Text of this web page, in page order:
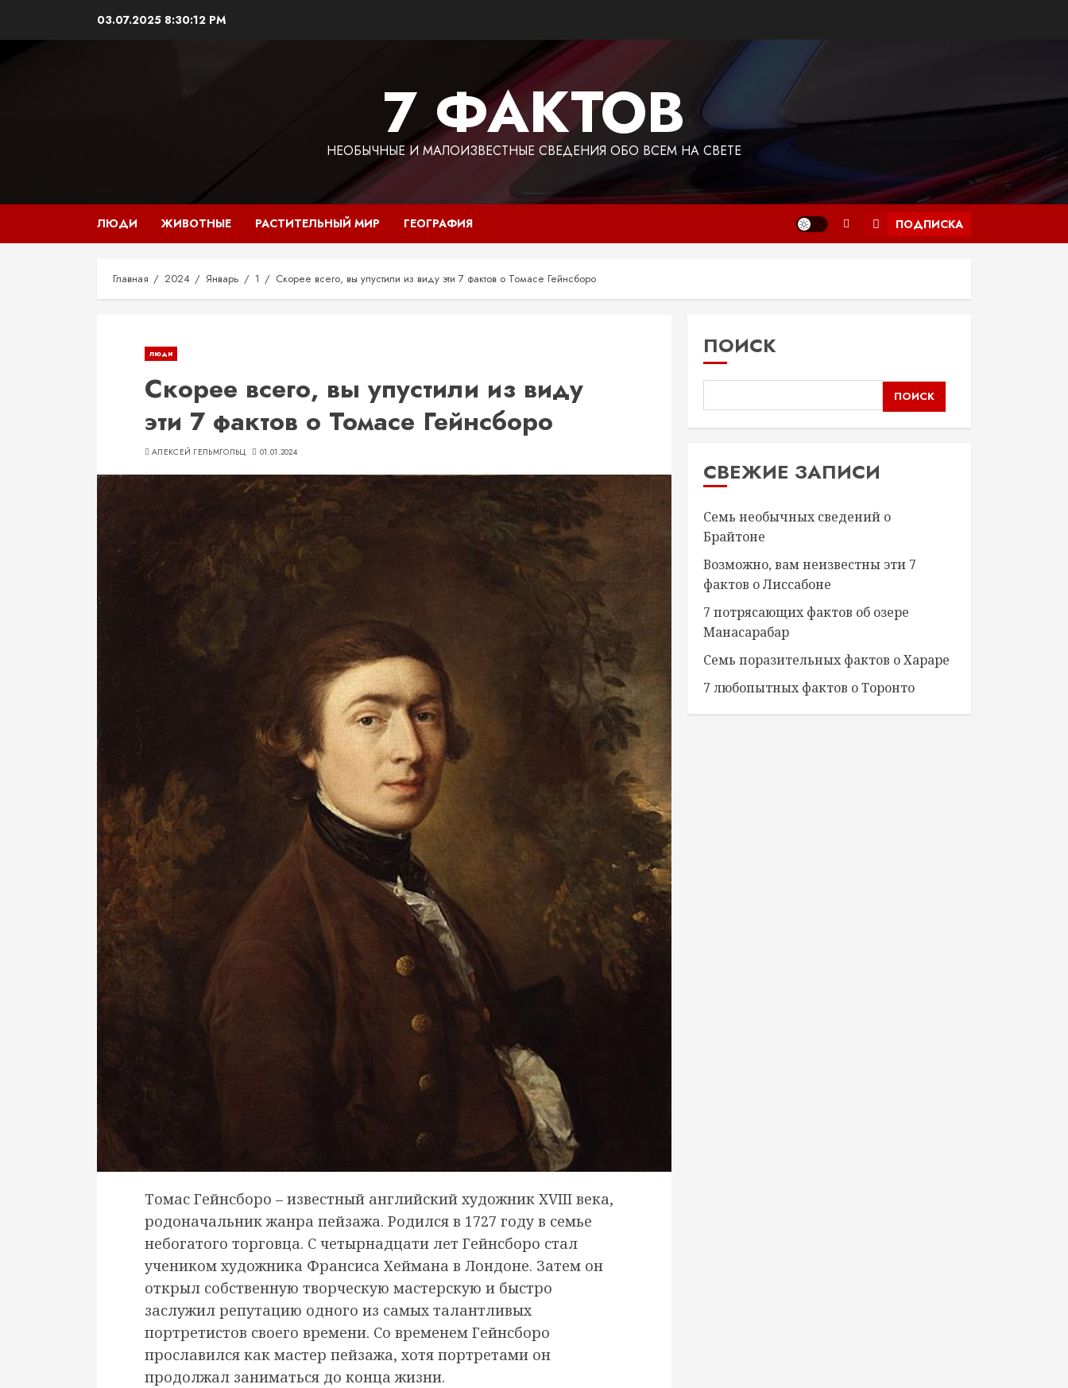
03.07.2025 8:30:13 PM
7 ФАКТОВ
НЕОБЫЧНЫЕ И МАЛОИЗВЕСТНЫЕ СВЕДЕНИЯ ОБО ВСЕМ НА СВЕТЕ
ЛЮДИ ЖИВОТНЫЕ РАСТИТЕЛЬНЫЙ МИР ГЕОГРАФИЯ ПОДПИСКА
Главная 2024 Январь 1 Скорее всего, вы упустили из виду эти 7 фактов о Томасе Гейнсборо
люди
Скорее всего, вы упустили из виду
эти 7 фактов о Томасе Гейнсборо
АЛЕКСЕЙ ГЕЛЬМГОЛЬЦ 01.01.2024
Томас Гейнсборо – известный английский художник XVIII века,
родоначальник жанра пейзажа. Родился в 1727 году в семье
небогатого торговца. С четырнадцати лет Гейнсборо стал
учеником художника Франсиса Хеймана в Лондоне. Затем он
открыл собственную творческую мастерскую и быстро
заслужил репутацию одного из самых талантливых
портретистов своего времени. Со временем Гейнсборо
прославился как мастер пейзажа, хотя портретами он
продолжал заниматься до конца жизни.
ПОИСК
ПОИСК
СВЕЖИЕ ЗАПИСИ
Семь необычных сведений о
Брайтоне
Возможно, вам неизвестны эти 7
фактов о Лиссабоне
7 потрясающих фактов об озере
Манасарабар
Семь поразительных фактов о Хараре
7 любопытных фактов о Торонто